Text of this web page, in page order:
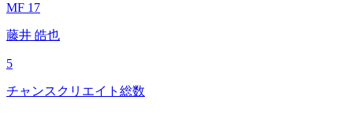
MF 17
藤井 皓也
5
チャンスクリエイト総数